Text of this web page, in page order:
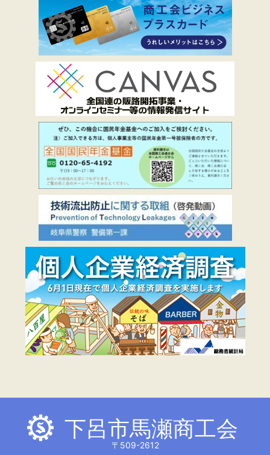
下呂市馬瀬商工会
〒509-2612